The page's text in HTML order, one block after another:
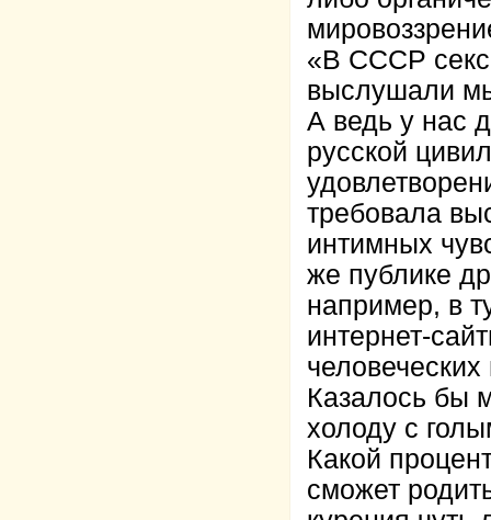
«В СССР
выслушали
А ведь у нас
русской
требовала
интимных
же публике
например, в
интернет-
Казалось бы
холоду с
Какой
сможет